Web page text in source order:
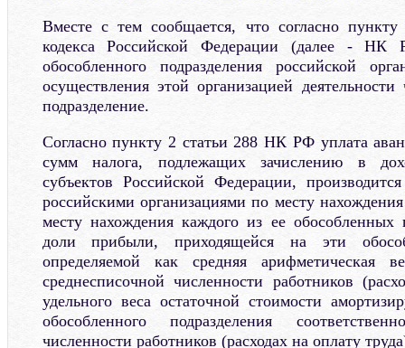
Вместе с тем сообщается, что согласно
кодекса Российской Федерации (далее - НК
обособленного подразделения российской
осуществления этой организацией деятельности
подразделение.
Согласно пункту 2 статьи 288 НК РФ уплата
сумм налога, подлежащих зачислению в
субъектов Российской Федерации,
российскими организациями по месту
месту нахождения каждого из ее обособленных
доли прибыли, приходящейся на эти
определяемой как средняя арифметическая
среднесписочной численности работников
удельного веса остаточной стоимости
обособленного подразделения
численности работников (расходах на оплату